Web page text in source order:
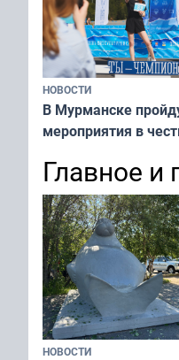
НОВОСТИ
В Мурманске
мероприятия в
Главное и
НОВОСТИ